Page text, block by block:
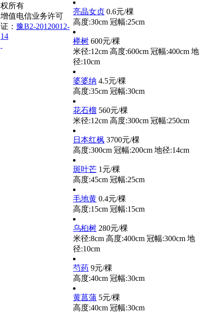
亮晶女贞 0.6元/棵
高度:30cm 冠幅:25cm
榉树 600元/棵
米径:12cm 高度:600cm 冠幅:400cm 地
径:10cm
婆婆纳 4.5元/棵
高度:35cm 冠幅:30cm
花石榴 560元/棵
米径:12cm 高度:300cm 冠幅:250cm
日本红枫 3700元/棵
高度:300cm 冠幅:200cm 地径:14cm
斑叶芒 1元/棵
高度:45cm 冠幅:25cm
毛地黄 0.4元/棵
高度:15cm 冠幅:15cm
乌桕树 280元/棵
米径:8cm 高度:400cm 冠幅:300cm 地
径:10cm
芍药 9元/棵
高度:40cm 冠幅:30cm
黄菖蒲 5元/棵
高度:40cm 冠幅:30cm
权所有
增值电信业务许可
证： 豫B2-20120012-
14